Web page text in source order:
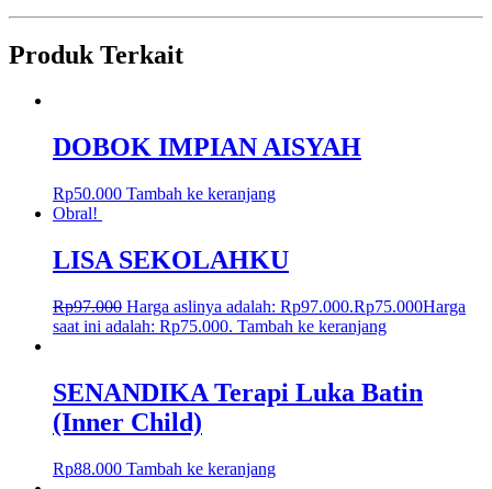
Produk Terkait
DOBOK IMPIAN AISYAH
Rp50.000 Tambah ke keranjang
Obral!
LISA SEKOLAHKU
Rp97.000 Harga aslinya adalah: Rp97.000.Rp75.000Harga
saat ini adalah: Rp75.000. Tambah ke keranjang
SENANDIKA Terapi Luka Batin
(Inner Child)
Rp88.000 Tambah ke keranjang